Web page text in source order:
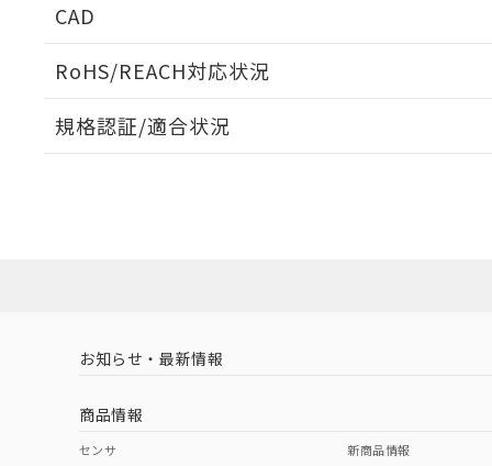
l: 9mm以上、φd: 100mm以上、D: 9mm以上、m: 69mm以
検出領域
CAD
RoHS/REACH対応状況
EU RoHS 注意事項・凡例
中国 RoHS 注意事項・凡例
中国 RoHS表
規格認証/適合状況
（イギリス
（ノルウェー
お知らせ・最新情報
商品情報
センサ
新商品情報